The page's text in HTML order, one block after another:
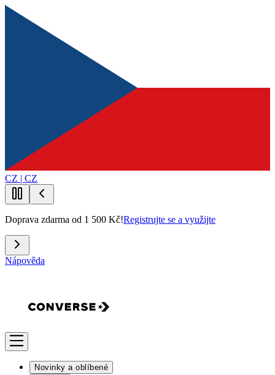
CZ | CZ
Doprava zdarma od 1 500 Kč!Registrujte se a využijte
Nápověda
Novinky a oblíbené